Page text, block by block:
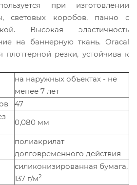
при изготовлении
световых коробов, панно с
Высокая эластичность
на баннерную ткань. Oracal
плоттерной резки, устойчива к
на наружных объектах - не
менее 7 лет
47
0,080 мм
полиакрилат
долговременного действия
силиконизированная бумага,
137 г/м2